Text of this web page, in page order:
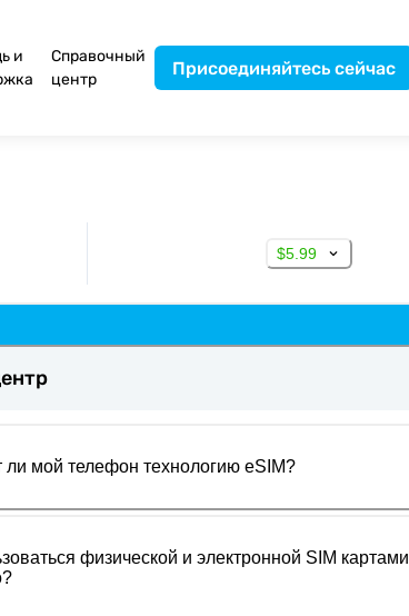
и
Справочный
центр
Присоединяйтесь сейчас
$5.99
ли мой телефон технологию eSIM?
физической и электронной SIM картами